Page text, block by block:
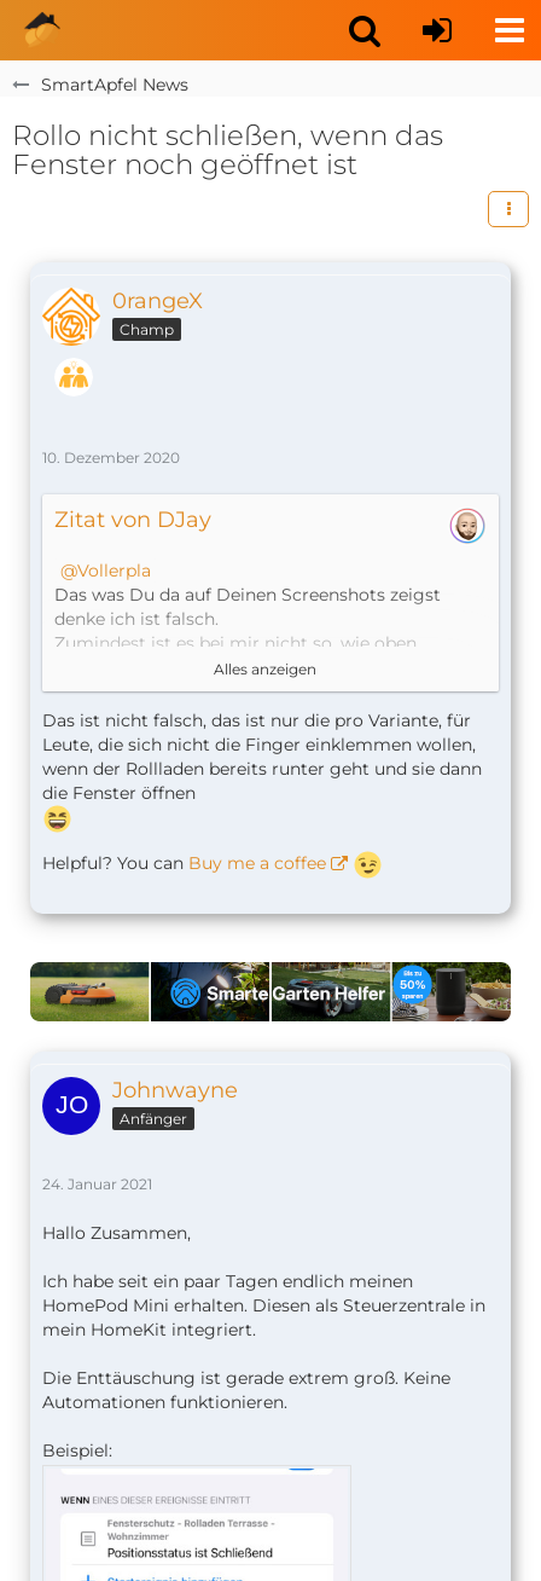
SmartApfel News
Rollo nicht schließen, wenn das
Fenster noch geöffnet ist
0rangeX
Champ
10. Dezember 2020
Zitat von DJay
Vollerpla
Das was Du da auf Deinen Screenshots zeigst
denke ich ist falsch.
Zumindest ist es bei mir nicht so, wie oben
In "Auslöser" gehört hinein "Positionsstatus
schließend". Sonst nix.
Und in "Bedingung" gehört hinein "Kontakt auf".
Sonst nix.
Alles anzeigen
Das ist nicht falsch, das ist nur die pro Variante, für
Leute, die sich nicht die Finger einklemmen wollen,
wenn der Rollladen bereits runter geht und sie dann
die Fenster öffnen
Helpful? You can Buy me a coffee
Johnwayne
Anfänger
24. Januar 2021
Hallo Zusammen,
Ich habe seit ein paar Tagen endlich meinen
HomePod Mini erhalten. Diesen als Steuerzentrale in
mein HomeKit integriert.
Die Enttäuschung ist gerade extrem groß. Keine
Automationen funktionieren.
Beispiel: